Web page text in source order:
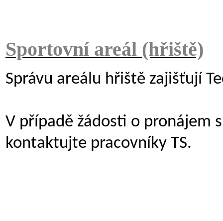
Sportovní areál (hřiště)
Správu areálu hřiště zajišťují
V případě žádosti o pronájem
kontaktujte pracovníky TS.